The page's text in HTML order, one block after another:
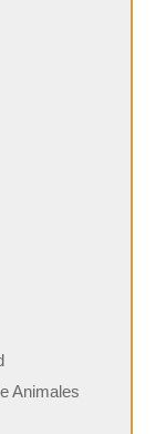
Animales